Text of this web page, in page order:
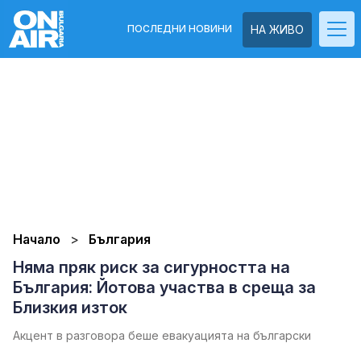
НА ЖИВО
ПОСЛЕДНИ НОВИНИ
Начало България
Няма пряк риск за сигурността на
България: Йотова участва в среща за
Близкия изток
Акцент в разговора беше евакуацията на български